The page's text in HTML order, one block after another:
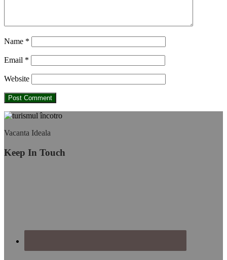
Name *
Email *
Website
Footer
Vacanta Ideala
Keep In Touch